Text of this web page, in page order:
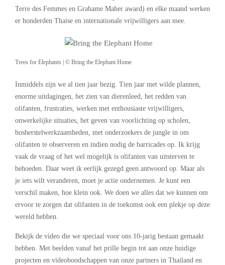
Terre des Femmes en Grahame Maher award) en elke maand werken
er honderden Thaise en internationale vrijwilligers aan mee.
Trees for Elephants | © Bring the Elephant Home
Inmiddels zijn we al tien jaar bezig. Tien jaar met wilde plannen,
enorme uitdagingen, het zien van dierenleed, het redden van
olifanten, frustraties, werken met enthousiaste vrijwilligers,
onwerkelijke situaties, het geven van voorlichting op scholen,
bosherstelwerkzaamheden, met onderzoekers de jungle in om
olifanten te observeren en indien nodig de barricades op. Ik krijg
vaak de vraag of het wel mogelijk is olifanten van uitsterven te
behoeden. Daar weet ik eerlijk gezegd geen antwoord op. Maar als
je iets wilt veranderen, moet je actie ondernemen. Je kunt een
verschil maken, hoe klein ook. We doen we alles dat we kunnen om
ervoor te zorgen dat olifanten in de toekomst ook een plekje op deze
wereld hebben.
Bekijk de video die we speciaal voor ons 10-jarig bestaan gemaakt
hebben. Met beelden vanaf het prille begin tot aan onze huidige
projecten en videoboodschappen van onze partners in Thailand en